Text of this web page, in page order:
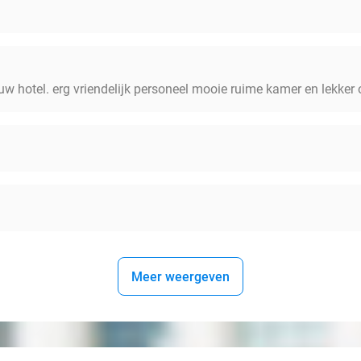
hotel. erg vriendelijk personeel mooie ruime kamer en lekker
Meer weergeven